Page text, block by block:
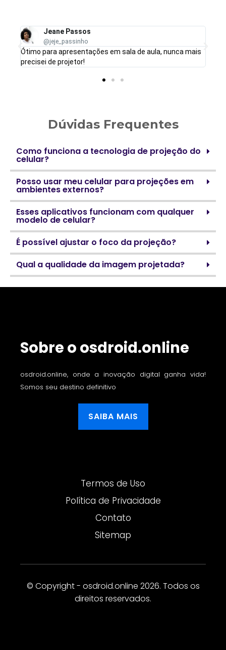
Jeane Passos
@jeje_passinho
Ótimo para apresentações em sala de aula, nunca mais
precisei de projetor!
Dúvidas Frequentes
Como funciona a tecnologia de projeção do
celular?
Posso usar meu celular para projeções em
ambientes externos?
Esses aplicativos funcionam com qualquer
modelo de celular?
É possível ajustar o foco da projeção?
Qual a qualidade da imagem projetada?
Sobre o osdroid.online
osdroid.online, onde a inovação digital ganha vida!
Somos seu destino definitivo
SAIBA MAIS
Termos de Uso
Política de Privacidade
Contato
Sitemap
© Copyright - osdroid.online 2026. Todos os
direitos reservados.